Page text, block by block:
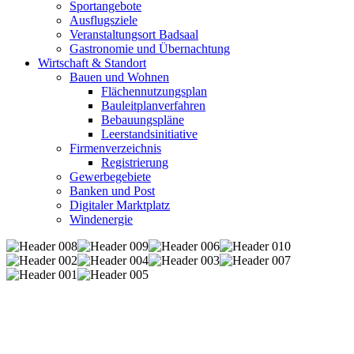
Sportangebote
Ausflugsziele
Veranstaltungsort Badsaal
Gastronomie und Übernachtung
Wirtschaft & Standort
Bauen und Wohnen
Flächennutzungsplan
Bauleitplanverfahren
Bebauungspläne
Leerstandsinitiative
Firmenverzeichnis
Registrierung
Gewerbegebiete
Banken und Post
Digitaler Marktplatz
Windenergie